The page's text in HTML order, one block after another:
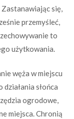
się,
przemyśleć,
to
użytkowania.
węża w miejscu
słońca
ogrodowe,
miejsca. Chronią